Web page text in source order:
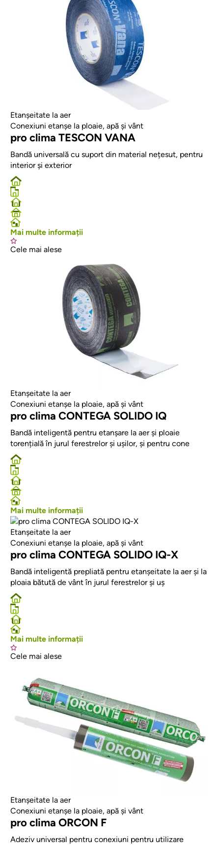
Etanșeitate la aer
Conexiuni etanșe la ploaie, apă și vânt
pro clima TESCON VANA
Bandă universală cu suport din material nețesut, pentru
interior și exterior
Mai multe informații
Cele mai alese
Etanșeitate la aer
Conexiuni etanșe la ploaie, apă și vânt
pro clima CONTEGA SOLIDO IQ
Bandă inteligentă pentru etanșare la aer și ploaie
torențială în jurul ferestrelor și ușilor, și pentru cone
Mai multe informații
Afbeelding
Etanșeitate la aer
Conexiuni etanșe la ploaie, apă și vânt
pro clima CONTEGA SOLIDO IQ-X
Bandă inteligentă prepliată pentru etanșeitate la aer și la
ploaia bătută de vânt în jurul ferestrelor și uș
Mai multe informații
Cele mai alese
Etanșeitate la aer
Conexiuni etanșe la ploaie, apă și vânt
pro clima ORCON F
Adeziv universal pentru conexiuni pentru utilizare